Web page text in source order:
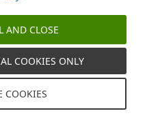
ESET
los derechos reservados.
AND CLOSE
COOKIES ONLY
COOKIES